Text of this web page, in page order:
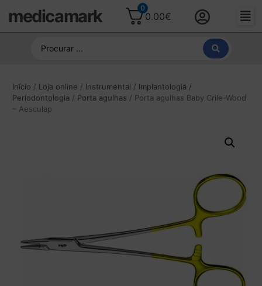
medicamark 0
0.00€
Início / Loja online / Instrumental / Implantologia /
Periodontologia / Porta agulhas / Porta agulhas Baby Crile-Wood
– Aesculap